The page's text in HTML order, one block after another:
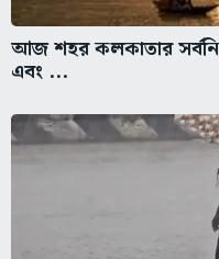
আজ শহর কলকাতার
এবং ...